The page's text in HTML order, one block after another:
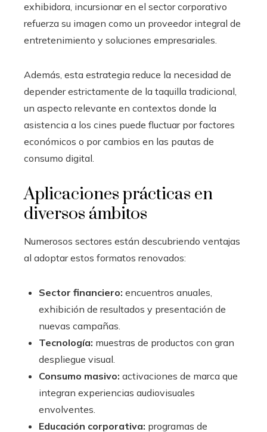
exhibidora, incursionar en el sector corporativo
refuerza su imagen como un proveedor integral de
entretenimiento y soluciones empresariales.
Además, esta estrategia reduce la necesidad de
depender estrictamente de la taquilla tradicional,
un aspecto relevante en contextos donde la
asistencia a los cines puede fluctuar por factores
económicos o por cambios en las pautas de
consumo digital.
Aplicaciones prácticas en
diversos ámbitos
Numerosos sectores están descubriendo ventajas
al adoptar estos formatos renovados:
Sector financiero: encuentros anuales,
exhibición de resultados y presentación de
nuevas campañas.
Tecnología: muestras de productos con gran
despliegue visual.
Consumo masivo: activaciones de marca que
integran experiencias audiovisuales
envolventes.
Educación corporativa: programas de